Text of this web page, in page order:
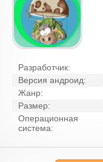
Разработчик:
Версия андроид:
Жанр:
Размер:
Операционная
система: